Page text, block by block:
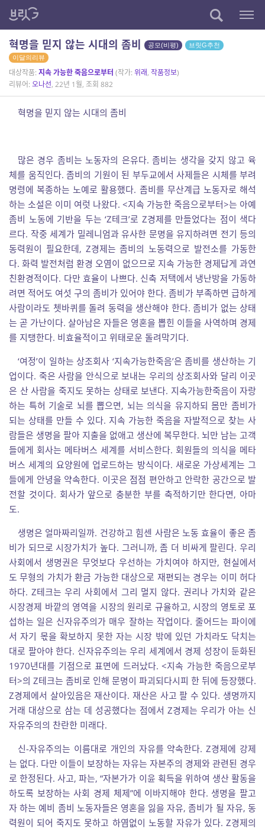
혁명을 믿지 않는 시대의 좀비 공모(비평)
브릿G추천
이달의리뷰
대상작품: 지속 가능한 죽음으로부터 (작가: 위래, 작품정보)
리뷰어: 오나선, 22년 1월, 조회 882
혁명을 믿지 않는 시대의 좀비
많은 경우 좀비는 노동자의 은유다. 좀비는 생각을 갖지 않고 육
체를 움직인다. 좀비의 기원이 된 부두교에서 사제들은 시체를 부려
명령에 복종하는 노예로 활용했다. 좀비를 무산계급 노동자로 해석
하는 소설은 이미 여럿 나왔다. <지속 가능한 죽음으로부터>는 아예
좀비 노동에 기반을 두는 ‘Z테크’로 Z경제를 만들었다는 점이 색다
르다. 작중 세계가 밀레니엄과 유사한 문명을 유지하려면 전기 등의
동력원이 필요한데, Z경제는 좀비의 노동력으로 발전소를 가동한
다. 화력 발전처럼 환경 오염이 없으므로 지속 가능한 경제답게 과연
친환경적이다. 다만 효율이 나쁘다. 신축 저택에서 냉난방을 가동하
려면 적어도 여섯 구의 좀비가 있어야 한다. 좀비가 부족하면 급하게
사람이라도 쳇바퀴를 돌려 동력을 생산해야 한다. 좀비가 없는 상태
는 곧 가난이다. 살아남은 자들은 영혼을 뽑힌 이들을 사역하며 경제
를 지탱한다. 비효율적이고 위태로운 돌려막기다.
‘여정’이 일하는 상조회사 ‘지속가능한죽음’은 좀비를 생산하는 기
업이다. 죽은 사람을 안식으로 보내는 우리의 상조회사와 달리 이곳
은 산 사람을 죽지도 못하는 상태로 보낸다. 지속가능한죽음이 자랑
하는 특허 기술로 뇌를 뽑으면, 뇌는 의식을 유지하되 몸만 좀비가
되는 상태를 만들 수 있다. 지속 가능한 죽음을 자발적으로 찾는 사
람들은 생명을 팔아 지출을 없애고 생산에 복무한다. 뇌만 남는 고객
들에게 회사는 메타버스 세계를 서비스한다. 회원들의 의식을 메타
버스 세계의 요양원에 업로드하는 방식이다. 새로운 가상세계는 그
들에게 안녕을 약속한다. 이곳은 점점 편안하고 안락한 공간으로 발
전할 것이다. 회사가 앞으로 충분한 부를 축적하기만 한다면, 아마
도.
생명은 얼마짜리일까. 건강하고 힘센 사람은 노동 효율이 좋은 좀
비가 되므로 시장가치가 높다. 그러니까, 좀 더 비싸게 팔린다. 우리
사회에서 생명권은 무엇보다 우선하는 가치여야 하지만, 현실에서
도 무형의 가치가 환금 가능한 대상으로 재편되는 경우는 이미 허다
하다. Z테크는 우리 사회에서 그리 멀지 않다. 권리나 가치와 같은
시장경제 바깥의 영역을 시장의 원리로 규율하고, 시장의 영토로 포
섭하는 일은 신자유주의가 매우 잘하는 작업이다. 줄어드는 파이에
서 자기 몫을 확보하지 못한 자는 시장 밖에 있던 가치라도 닥치는
대로 팔아야 한다. 신자유주의는 우리 세계에서 경제 성장이 둔화된
1970년대를 기점으로 표면에 드러났다. <지속 가능한 죽음으로부
터>의 Z테크는 좀비로 인해 문명이 파괴되다시피 한 뒤에 등장했다.
Z경제에서 살아있음은 재산이다. 재산은 사고 팔 수 있다. 생명까지
거래 대상으로 삼는 데 성공했다는 점에서 Z경제는 우리가 아는 신
자유주의의 찬란한 미래다.
신-자유주의는 이름대로 개인의 자유를 약속한다. Z경제에 강제
는 없다. 다만 이들이 보장하는 자유는 자본주의 경제와 관련된 경우
로 한정된다. 사고, 파는, “자본가가 이윤 획득을 위하여 생산 활동을
하도록 보장하는 사회 경제 체제”에 이바지해야 한다. 생명을 팔고
자 하는 예비 좀비 노동자들은 영혼을 잃을 자유, 좀비가 될 자유, 동
력원이 되어 죽지도 못하고 하염없이 노동할 자유가 있다. Z경제의